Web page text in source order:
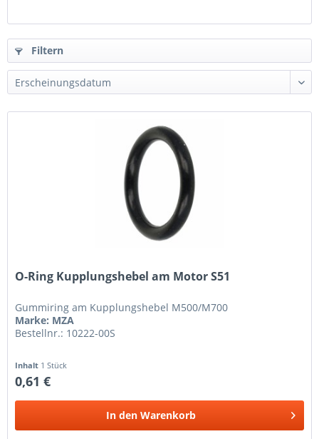
Filtern
O-Ring Kupplungshebel am Motor S51
Gummiring am Kupplungshebel M500/M700
Marke: MZA
Bestellnr.: 10222-00S
Inhalt 1 Stück
0,61 €
In den Warenkorb